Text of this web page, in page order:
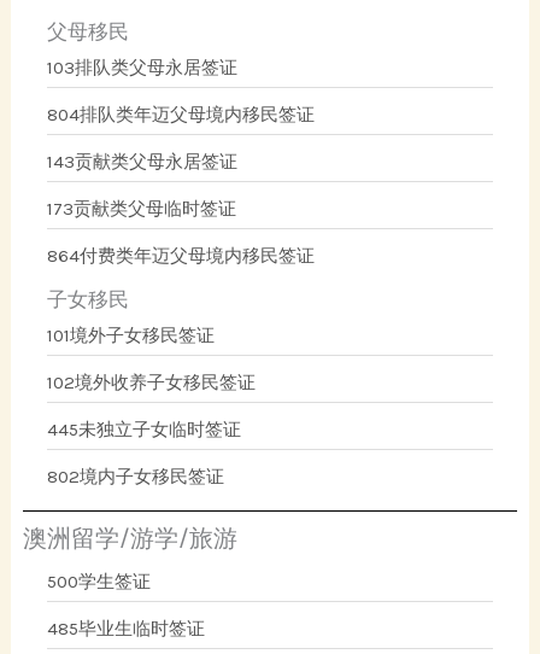
父母移民
103排队类父母永居签证
804排队类年迈父母境内移民签证
143贡献类父母永居签证
173贡献类父母临时签证
864付费类年迈父母境内移民签证
子女移民
101境外子女移民签证
102境外收养子女移民签证
445未独立子女临时签证
802境内子女移民签证
澳洲留学/游学/旅游
500学生签证
485毕业生临时签证